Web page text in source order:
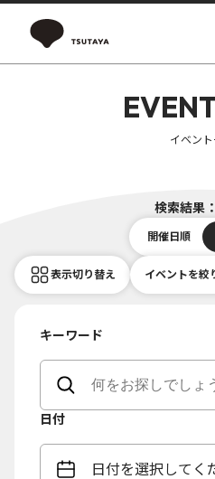
イベン
検索結果
開催日順
表示切り替え イベントを絞
キーワード
日付
日付を選択してく